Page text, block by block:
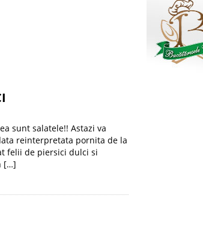
sunt salatele!! Astazi va
reinterpretata pornita de la
felii de piersici dulci si
[…]